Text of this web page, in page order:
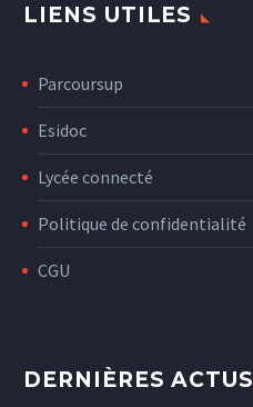
LIENS UTILES
Parcoursup
Esidoc
Lycée connecté
Politique de confidentialité
CGU
DERNIÈRES ACTUS